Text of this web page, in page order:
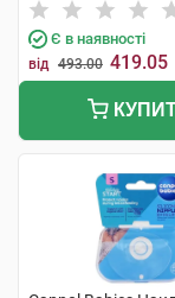
Є в наявності
від 493.00 419.05